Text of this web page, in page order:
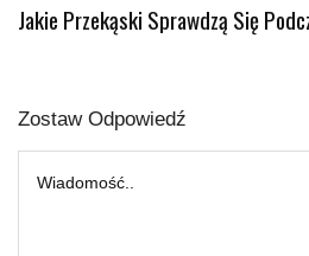
Jakie Przekąski Sprawdzą Się
Zostaw Odpowiedź